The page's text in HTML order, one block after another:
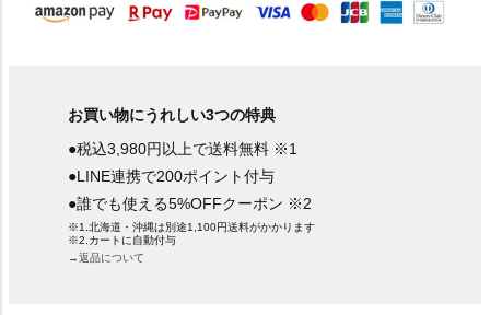
お買い物にうれしい3つの特典
●税込3,980円以上で送料無料 ※1
●LINE連携で200ポイント付与
●誰でも使える5%OFFクーポン ※2
※1.北海道・沖縄は別途1,100円送料がかかります
※2.カートに自動付与
→返品について